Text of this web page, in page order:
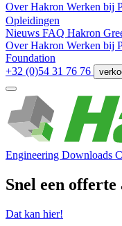
Over Hakron Werken bij
Opleidingen
Nieuws FAQ Hakron
Over Hakron Werken bij
Foundation
+32 (0)54 31 76 76
Engineering Downloads
Snel een
Dat kan hier!